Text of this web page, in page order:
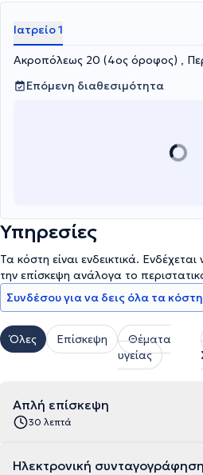
Ιατρείο 1
Ακροπόλεως 20 (4ος όροφος) ,
Επόμενη διαθεσιμότητα
Υπηρεσίες
Τα κόστη είναι ενδεικτικά.
την επίσκεψη ανάλογα το
Συνδέσου για να δεις όλα τα κόστη
Όλες Επίσκεψη
Θέματα
υγείας
Απλή επίσκεψη
30 λεπτά
Ηλεκτρονική συνταγογράφηση